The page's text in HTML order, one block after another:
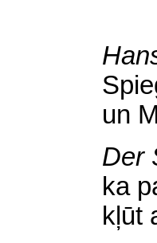
un
Der
ka
kļūt